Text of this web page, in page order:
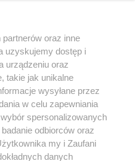
w jakikolwiek
lub mechaniczny) na
formie, włącznie z
zgody właściciela praw.
utworów w całości lub w
właściwej zgody, jest
być ścigane prawnie.
oraz inne
uzyskujemy dostęp i
urządzeniu oraz
takie jak unikalne
wysyłane przez
w celu zapewniania
spersonalizowanych
odbiorców oraz
my i Zaufani
danych